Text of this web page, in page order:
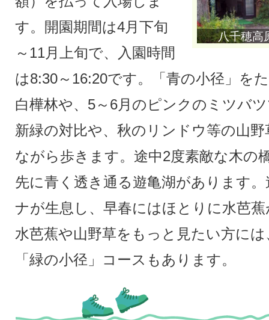
八千穂高
す。開園期間は4月下旬
～11月上旬で、入園時間
は8:30～16:20です。「青の小径」を
白樺林や、5～6月のピンクのミツバ
新緑の対比や、秋のリンドウ等の山
ながら歩きます。途中2度素敵な木の
先に青く透き通る遊亀湖があります
ナが生息し、早春にはほとりに水芭
水芭蕉や山野草をもっと見たい方に
「緑の小径」コースもあります。